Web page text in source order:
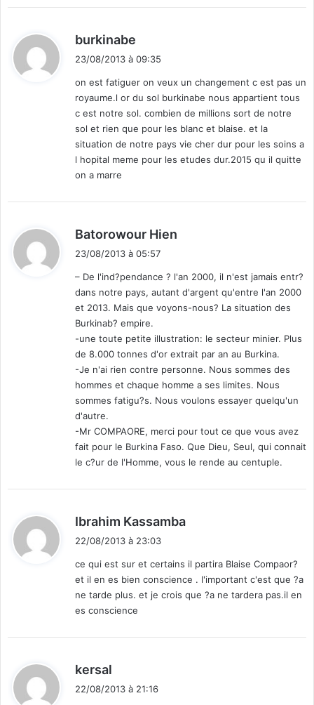
burkinabe
:
23/08/2013 à 09:35
on est fatiguer on veux un changement c est pas un
royaume.l or du sol burkinabe nous appartient tous
c est notre sol. combien de millions sort de notre
sol et rien que pour les blanc et blaise. et la
situation de notre pays vie cher dur pour les soins a
l hopital meme pour les etudes dur.2015 qu il quitte
on a marre
Batorowour Hien
:
23/08/2013 à 05:57
– De l'ind?pendance ? l'an 2000, il n'est jamais entr?
dans notre pays, autant d'argent qu'entre l'an 2000
et 2013. Mais que voyons-nous? La situation des
Burkinab? empire.
-une toute petite illustration: le secteur minier. Plus
de 8.000 tonnes d'or extrait par an au Burkina.
-Je n'ai rien contre personne. Nous sommes des
hommes et chaque homme a ses limites. Nous
sommes fatigu?s. Nous voulons essayer quelqu'un
d'autre.
-Mr COMPAORE, merci pour tout ce que vous avez
fait pour le Burkina Faso. Que Dieu, Seul, qui connait
le c?ur de l'Homme, vous le rende au centuple.
Ibrahim Kassamba
:
22/08/2013 à 23:03
ce qui est sur et certains il partira Blaise Compaor?
et il en es bien conscience . l'important c'est que ?a
ne tarde plus. et je crois que ?a ne tardera pas.il en
es conscience
kersal
22/08/2013 à 21:16